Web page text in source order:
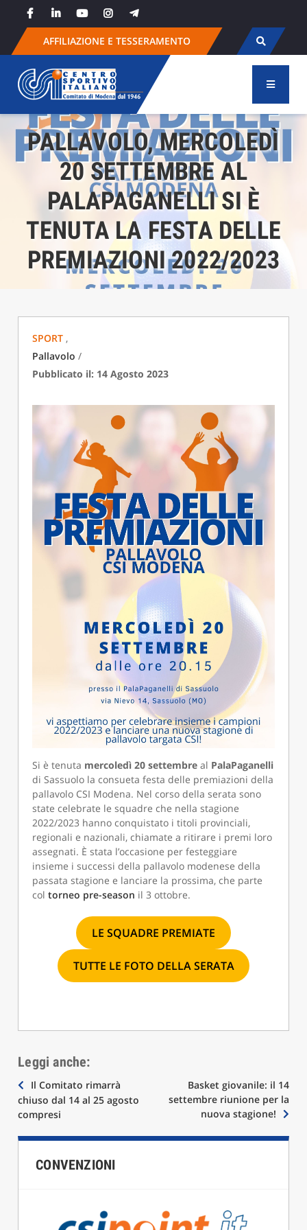
content
AFFILIAZIONE E TESSERAMENTO
PALLAVOLO, MERCOLEDÌ
20 SETTEMBRE AL
PALAPAGANELLI SI È
TENUTA LA FESTA DELLE
PREMIAZIONI 2022/2023
SPORT ,
Pallavolo /
Pubblicato il: 14 Agosto 2023
Si è tenuta mercoledì 20 settembreal PalaPaganelli
di Sassuolo la consueta festa delle premiazioni della
pallavolo CSI Modena. Nel corso della serata sono
state celebrate le squadre che nella stagione
2022/2023 hanno conquistato i titoli provinciali,
regionali e nazionali, chiamate a ritirare i premi loro
assegnati. È stata l’occasione per festeggiare
insieme i successi della pallavolo modenese della
passata stagione e lanciare la prossima, che parte
coltorneo pre-season il 3 ottobre.
LE SQUADRE PREMIATE
TUTTE LE FOTO DELLA SERATA
Leggi anche:
Navigazione
articoli
Il Comitato rimarrà
chiuso dal 14 al 25 agosto
compresi
Basket giovanile: il 14
settembre riunione per la
nuova stagione!
CONVENZIONI